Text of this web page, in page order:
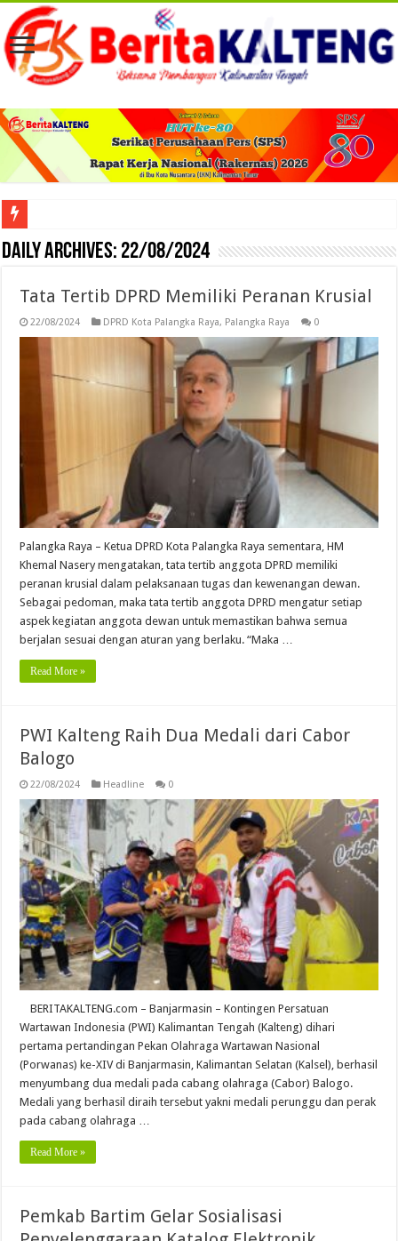
Viral! Selama Dua Bulan Lebih Siltap Serta Tunjangan Pemdes dan BPD di
Daily Archives: 22/08/2024
Tata Tertib DPRD Memiliki Peranan Krusial
22/08/2024 DPRD Kota Palangka Raya, Palangka Raya 0
Palangka Raya – Ketua DPRD Kota Palangka Raya sementara, HM
Khemal Nasery mengatakan, tata tertib anggota DPRD memiliki
peranan krusial dalam pelaksanaan tugas dan kewenangan dewan.
Sebagai pedoman, maka tata tertib anggota DPRD mengatur setiap
aspek kegiatan anggota dewan untuk memastikan bahwa semua
berjalan sesuai dengan aturan yang berlaku. “Maka …
Read More »
PWI Kalteng Raih Dua Medali dari Cabor
Balogo
22/08/2024 Headline 0
BERITAKALTENG.com – Banjarmasin – Kontingen Persatuan
Wartawan Indonesia (PWI) Kalimantan Tengah (Kalteng) dihari
pertama pertandingan Pekan Olahraga Wartawan Nasional
(Porwanas) ke-XIV di Banjarmasin, Kalimantan Selatan (Kalsel), berhasil
menyumbang dua medali pada cabang olahraga (Cabor) Balogo.
Medali yang berhasil diraih tersebut yakni medali perunggu dan perak
pada cabang olahraga …
Read More »
Pemkab Bartim Gelar Sosialisasi